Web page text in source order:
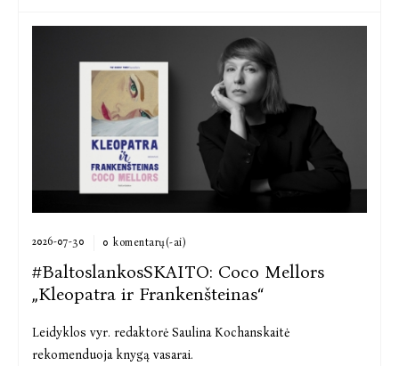
2026-07-30 0 komentarų(-ai)
#BaltoslankosSKAITO: Coco Mellors
„Kleopatra ir Frankenšteinas“
Leidyklos vyr. redaktorė Saulina Kochanskaitė
rekomenduoja knygą vasarai.